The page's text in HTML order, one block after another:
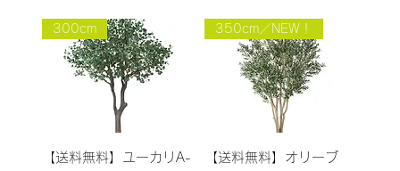
300cm
【送料無料】ユーカリA-
350cm／NEW！
【送料無料】オリーブ